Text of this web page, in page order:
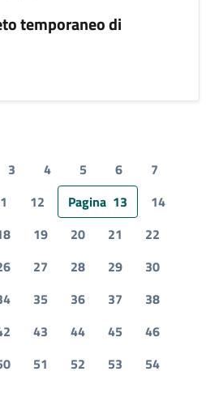
temporaneo di
3 4 5 6
7
12 Pagina 13
14
19 20 21
22
27 28 29
30
35 36 37
38
43 44 45
46
51 52 53 54